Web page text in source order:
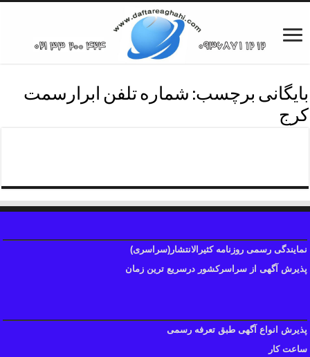
بایگانی برچسب: شماره تلفن ابرارسمت
کرج
نمایندگی رسمی روزنامه کثیرالانتشار(سراسری)
پذیرش آگهی از سراسرکشور درسریع ترین زمان
پذیرش انواع آگهی طبق تعرفه رسمی
ساعت کار